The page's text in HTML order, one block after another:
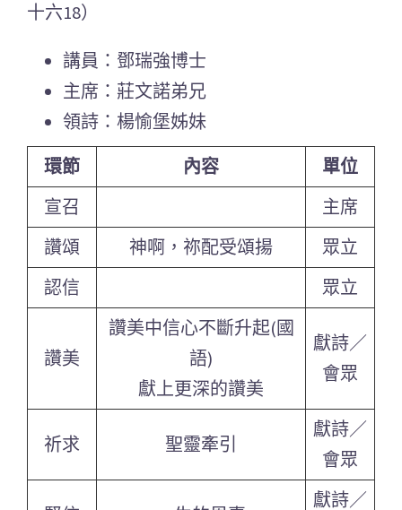
十六18）
講員：鄧瑞強博士
主席：莊文諾弟兄
領詩：楊愉堡姊妹
環節
內容
單位
宣召
主席
讚頌
神啊，祢配受頌揚
眾立
認信
眾立
讚美
讚美中信心不斷升起(國
語)
獻上更深的讚美
獻詩／
會眾
祈求 聖靈牽引
獻詩／
會眾
獻詩／